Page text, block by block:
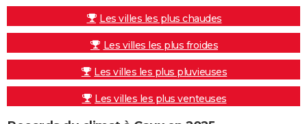
Les villes les plus chaudes
Les villes les plus froides
Les villes les plus pluvieuses
Les villes les plus venteuses